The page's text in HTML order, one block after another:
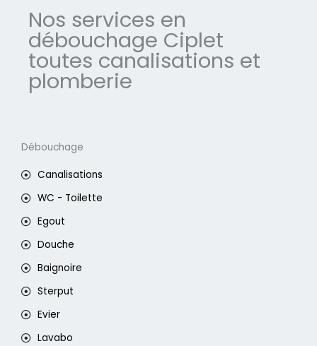
Nos services en
débouchage Ciplet
toutes canalisations et
plomberie
Débouchage
Canalisations
WC - Toilette
Egout
Douche
Baignoire
Sterput
Evier
Lavabo